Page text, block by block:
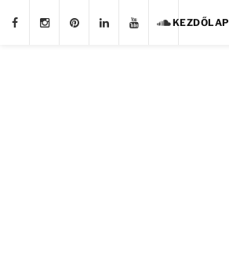
KEZDŐLAP